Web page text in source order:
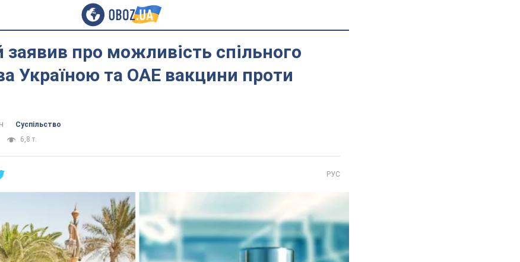
заявив про можливість спільного
Україною та ОАЕ вакцини проти
Суспільство
6,8 т.
РУС